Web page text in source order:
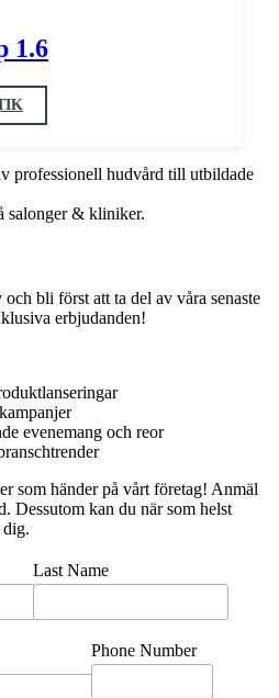
1.6
professionell hudvård till utbildade
salonger & kliniker.
bli först att ta del av våra senaste
erbjudanden!
evenemang och reor
som händer på vårt företag! Anmäl
Dessutom kan du när som helst
dig.
Last Name
Phone Number